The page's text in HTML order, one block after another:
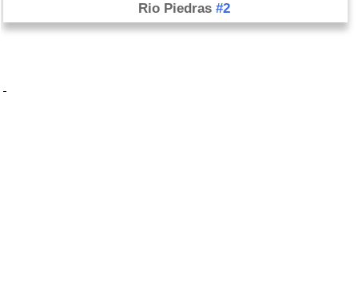
Rio Piedras #2